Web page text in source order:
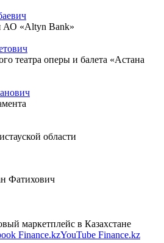
АО «Altyn Bank»
театра оперы и балета «Астана
области
Фатихович
маркетплейс в Казахстане
Finance.kzYouTube Finance.kz